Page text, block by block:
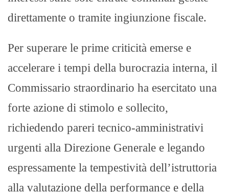
direttamente o tramite ingiunzione fiscale.
Per superare le prime criticità emerse e
accelerare i tempi della burocrazia interna, il
Commissario straordinario ha esercitato una
forte azione di stimolo e sollecito,
richiedendo pareri tecnico-amministrativi
urgenti alla Direzione Generale e legando
espressamente la tempestività dell’istruttoria
alla valutazione della performance e della